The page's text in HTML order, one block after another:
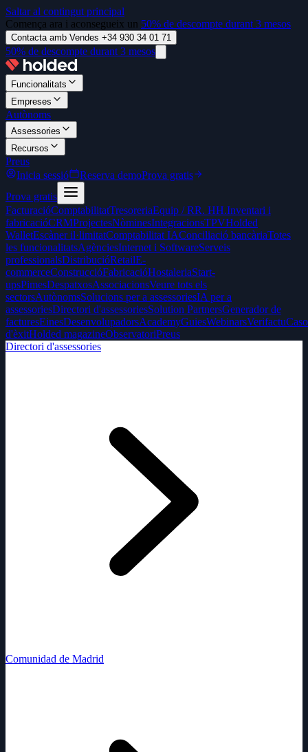
Saltar al contingut principal
Comença ara i aconsegueix un 50% de descompte durant 3 mesos
Contacta amb Vendes +34 930 34 01 71
50% de descompte durant 3 mesos
Funcionalitats
Empreses
Autònoms
Assessories
Recursos
Preus
Inicia sessió
Reserva demoProva gratis
Prova gratis
FacturacióComptabilitatTresoreriaEquip / RR. HH.Inventari i
fabricacióCRMProjectesNòminesIntegracionsTPVHolded
WalletEscàner il·limitatComptabilitat IAConciliació bancàriaTotes
les funcionalitatsAgènciesInternet i SoftwareServeis
professionalsDistribucióRetailE-
commerceConstruccióFabricacióHostaleriaStart-
upsPimesDespatxosAssociacionsVeure tots els
sectorsAutònomsSolucions per a assessoriesIA per a
assessoriesDirectori d'assessoriesSolution PartnersGenerador de
facturesEinesDesenvolupadorsAcademyGuiesWebinarsVerifactu
d'èxitHolded magazineObservatoriPreus
Directori d'assessories
Comunidad de Madrid